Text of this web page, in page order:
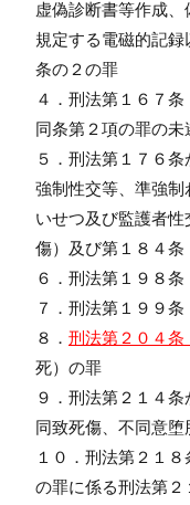
虚偽診断書等作成
規定する電磁的記録
条の２の罪
４．刑法第１６７
同条第２項の罪の未
５．刑法第１７６
強制性交等、準強
いせつ及び監護者
傷）及び第１８４条
６．刑法第１９８
７．刑法第１９９
８． 刑法第２０４条
死）の罪
９．刑法第２１４
同致死傷、不同意
１０．刑法第２１
の罪に係る刑法第